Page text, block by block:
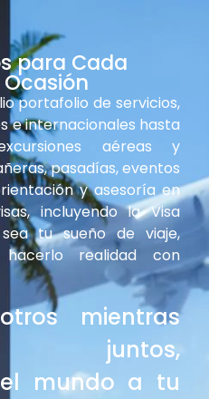
para Cada
portafolio de servicios,
e internacionales hasta
aéreas y
pasadías, eventos
y asesoría en
incluyendo la Visa
tu sueño de viaje,
realidad con
mientras
juntos,
mundo a tu